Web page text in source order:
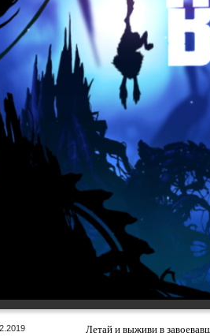
Летай и выживи в